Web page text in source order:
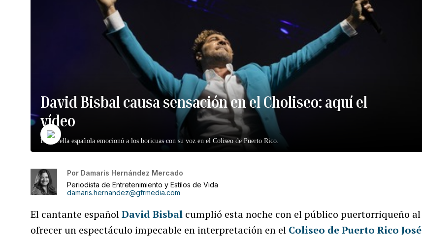
David Bisbal causa sensación en el Choliseo: aquí el
vídeo
La estrella española emocionó a los boricuas con su voz en el Coliseo de Puerto Rico.
Por Damaris Hernández Mercado
Periodista de Entretenimiento y Estilos de Vida
damaris.hernandez@gfrmedia.com
El cantante españolDavid Bisbal cumplió esta noche con el público puertorriqueño al
ofrecer un espectáculo impecable en interpretación en el Coliseo de Puerto Rico José